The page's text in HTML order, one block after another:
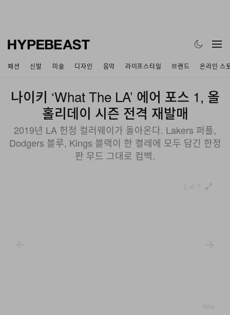
패션 신발 미술 디자인 음악 라이프스타일 브랜드 온라인 스
나이키 ‘What The LA’ 에어 포스 1, 올
홀리데이 시즌 전격 재발매
2019년 LA 헌정 컬러웨이가 돌아온다. Lakers 퍼플,
Dodgers 블루, Kings 블랙이 한 켤레에 모두 담긴 한정
판 무드 그대로 컴백.